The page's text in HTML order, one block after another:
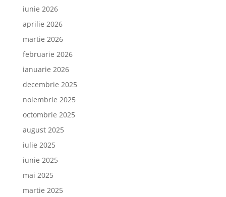
iunie 2026
aprilie 2026
martie 2026
februarie 2026
ianuarie 2026
decembrie 2025
noiembrie 2025
octombrie 2025
august 2025
iulie 2025
iunie 2025
mai 2025
martie 2025